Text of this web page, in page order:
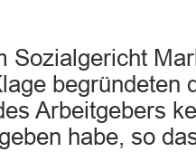
Sozialgericht
begründeten
Arbeitgebers
habe, so